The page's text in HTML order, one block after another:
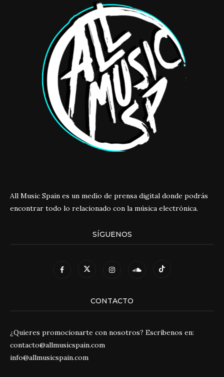
All Music Spain es un medio de prensa digital donde podrás
encontrar todo lo relacionado con la música electrónica.
SÍGUENOS
CONTACTO
¿Quieres promocionarte con nosotros? Escríbenos en:
contacto@allmusicspain.com
info@allmusicspain.com